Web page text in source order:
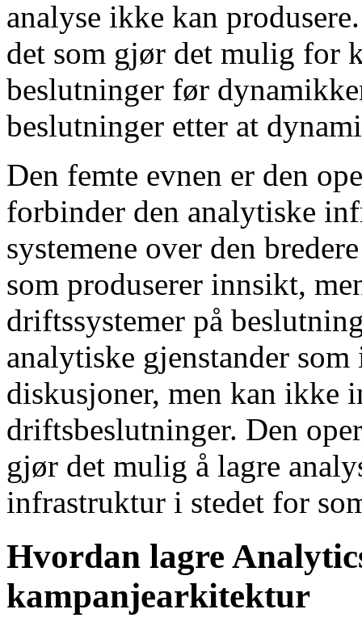
analyse ikke kan
det som gjør det mulig for
beslutninger før
beslutninger etter at
Den femte evnen er den
forbinder den analytiske
systemene over den
som produserer innsikt,
driftssystemer på
analytiske gjenstander
diskusjoner, men kan ikke
driftsbeslutninger. Den
gjør det mulig å lagre
infrastruktur i stedet for
Hvordan lagre
kampanjearkitektur